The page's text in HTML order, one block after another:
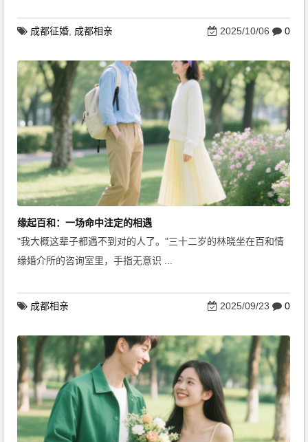
成都征婚 成都相亲 2025/10/06 0
缘起百和：一场命中注定的相遇
"我大概这辈子都遇不到对的人了。"三十二岁的林晓坐在百和情
缘婚介所的咨询室里，手指无意识 ...
成都相亲 2025/09/23 0